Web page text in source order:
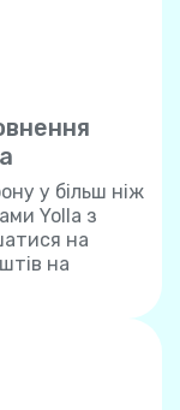
у більш ніж
Yolla з
на
на